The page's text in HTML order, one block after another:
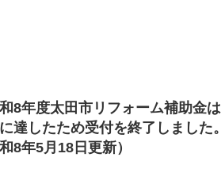
8年度太田市リフォーム補助金は
達したため受付を終了しました。
和8年5月18日更新）